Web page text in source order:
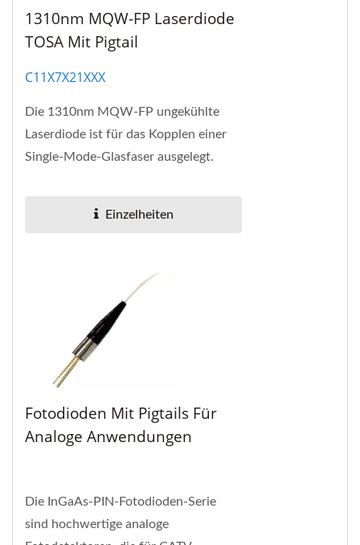
1310nm MQW-FP Laserdiode
TOSA Mit Pigtail
C11X7X21XXX
Die 1310nm MQW-FP ungekühlte
Laserdiode ist für das Kopplen einer
Single-Mode-Glasfaser ausgelegt.
Einzelheiten
Fotodioden Mit Pigtails Für
Analoge Anwendungen
Die InGaAs-PIN-Fotodioden-Serie
sind hochwertige analoge